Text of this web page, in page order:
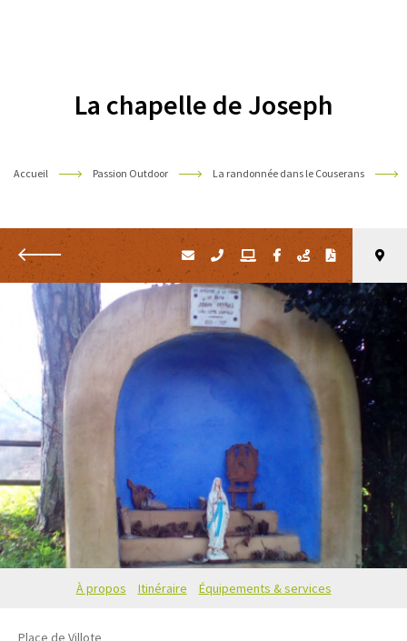
La chapelle de Joseph
Accueil Passion Outdoor La randonnée dans le Couserans
Retour
À propos Itinéraire Équipements & services
Place de Villote